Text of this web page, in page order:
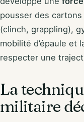
pousser des
(clinch, grappling),
mobilité d’épaule
respecter une
La
militaire